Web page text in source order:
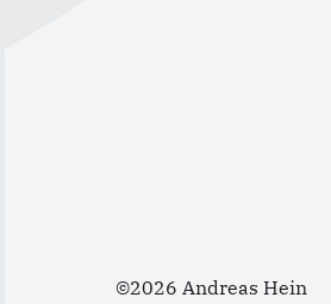
©2026 Andreas Hein